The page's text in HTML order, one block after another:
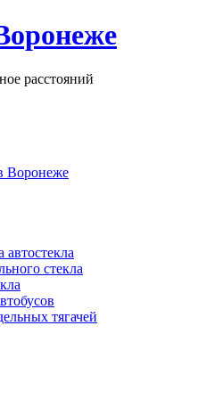
расстояний
Воронеже
автостекла
стекла
тягачей